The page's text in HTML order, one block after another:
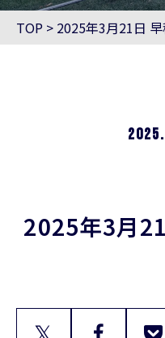
TOP > 2025年3月21日
2025年3月